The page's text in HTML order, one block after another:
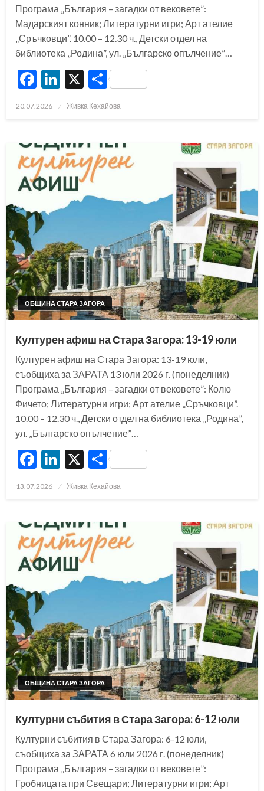
Програма „България – загадки от вековете”:
Мадарският конник; Литературни игри; Арт ателие
„Сръчковци”. 10.00 – 12.30 ч., Детски отдел на
библиотека „Родина”, ул. „Българско опълчение”…
Facebook
LinkedIn
X Share
Posted
20.07.2026 Живка Кехайова
ОБЩИНА СТАРА ЗАГОРА
Културен афиш на Стара Загора: 13-19 юли
Културен афиш на Стара Загора: 13-19 юли,
съобщиха за ЗАРАТА 13 юли 2026 г. (понеделник)
Програма „България – загадки от вековете”: Колю
Фичето; Литературни игри; Арт ателие „Сръчковци”.
10.00 – 12.30 ч., Детски отдел на библиотека „Родина”,
ул. „Българско опълчение”…
Facebook
LinkedIn
X Share
Posted
13.07.2026 Живка Кехайова
ОБЩИНА СТАРА ЗАГОРА
Културни събития в Стара Загора: 6-12 юли
Културни събития в Стара Загора: 6-12 юли,
съобщиха за ЗАРАТА 6 юли 2026 г. (понеделник)
Програма „България – загадки от вековете”:
Гробницата при Свещари; Литературни игри; Арт